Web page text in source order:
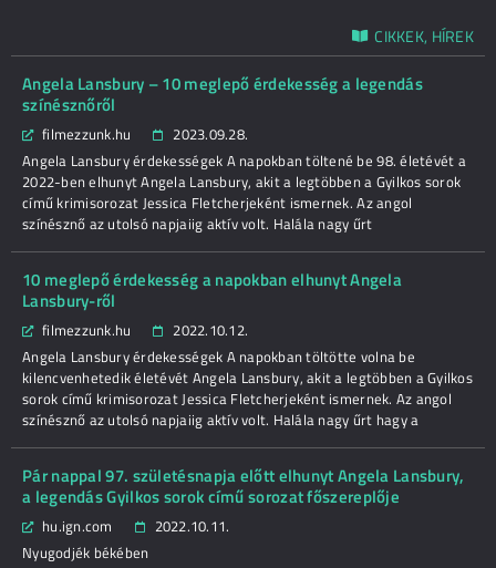
CIKKEK, HÍREK
Angela Lansbury – 10 meglepő érdekesség a legendás
színésznőről
filmezzunk.hu
2023.09.28.
Angela Lansbury érdekességek A napokban töltené be 98. életévét a
2022-ben elhunyt Angela Lansbury, akit a legtöbben a Gyilkos sorok
című krimisorozat Jessica Fletcherjeként ismernek. Az angol
színésznő az utolsó napjaiig aktív volt. Halála nagy űrt
10 meglepő érdekesség a napokban elhunyt Angela
Lansbury-ről
filmezzunk.hu
2022.10.12.
Angela Lansbury érdekességek A napokban töltötte volna be
kilencvenhetedik életévét Angela Lansbury, akit a legtöbben a Gyilkos
sorok című krimisorozat Jessica Fletcherjeként ismernek. Az angol
színésznő az utolsó napjaiig aktív volt. Halála nagy űrt hagy a
Pár nappal 97. születésnapja előtt elhunyt Angela Lansbury,
a legendás Gyilkos sorok című sorozat főszereplője
hu.ign.com
2022.10.11.
Nyugodjék békében